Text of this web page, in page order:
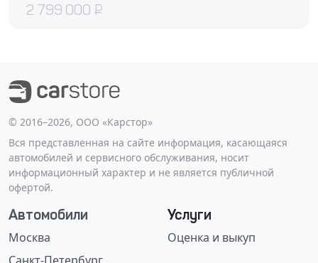
2 799 000 ₽
©️ 2016–2026, ООО «Карстор»
Вся представленная на сайте информация, касающаяся
автомобилей и сервисного обслуживания, носит
информационный характер и не является публичной
офертой.
Автомобили
Москва
Услуги
Оценка и выкуп